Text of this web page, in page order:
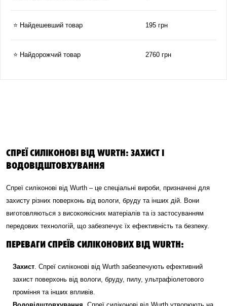
⭐ Найдешевший товар 195 грн
⭐ Найдорожчий товар 2760 грн
СПРЕЇ СИЛІКОНОВІ ВІД WURTH: ЗАХИСТ І
ВОДОВІДШТОВХУВАННЯ
Спреї силіконові від Wurth – це спеціальні вироби, призначені для
захисту різних поверхонь від вологи, бруду та інших дій. Вони
виготовляються з високоякісних матеріалів та із застосуванням
передових технологій, що забезпечує їх ефективність та безпеку.
ПЕРЕВАГИ СПРЕЇВ СИЛІКОНОВИХ ВІД WURTH:
Захист. Спреї силіконові від Wurth забезпечують ефективний
захист поверхонь від вологи, бруду, пилу, ультрафіолетового
проміння та інших впливів.